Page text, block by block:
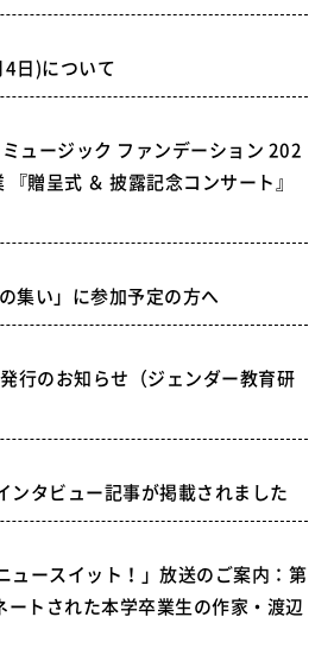
日)について
ュージック ファンデーション 202
贈呈式 ＆ 披露記念コンサート』
集い」に参加予定の方へ
行のお知らせ（ジェンダー教育研
ンタビュー記事が掲載されました
ュースイット！」放送のご案内：第
トされた本学卒業生の作家・渡辺